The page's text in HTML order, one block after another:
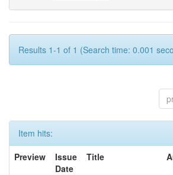
Results 1-1 of 1 (Search time: 0.001
Item hits:
Preview
Issue
Date
Title